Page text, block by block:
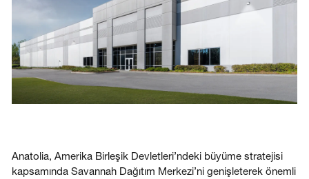
Bize ulaşın
Abone Ol
Anatolia, Amerika Birleşik Devletleri’ndeki büyüme stratejisi
kapsamında Savannah Dağıtım Merkezi’ni genişleterek önemli